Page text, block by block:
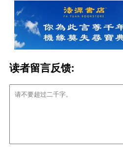
读者留言反馈: